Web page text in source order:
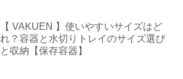
【 VAKUEN 】使いやすいサイズはど
れ？容器と水切りトレイのサイズ選び
と収納【保存容器】